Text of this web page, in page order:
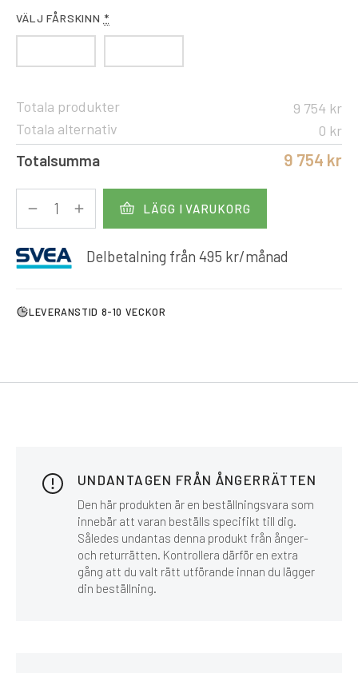
VÄLJ FÅRSKINN *
Totala produkter
9 754 kr
Totala alternativ
0 kr
Totalsumma 9 754 kr
LÄGG I VARUKORG
Delbetalning från 495 kr/månad
LEVERANSTID 8-10 VECKOR
UNDANTAGEN FRÅN ÅNGERRÄTTEN
Den här produkten är en beställningsvara som
innebär att varan beställs specifikt till dig.
Således undantas denna produkt från ånger-
och returrätten. Kontrollera därför en extra
gång att du valt rätt utförande innan du lägger
din beställning.